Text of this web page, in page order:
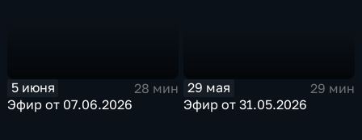
5 июня
28 мин
Эфир от 07.06.2026
29 мая
29 мин
Эфир от 31.05.2026